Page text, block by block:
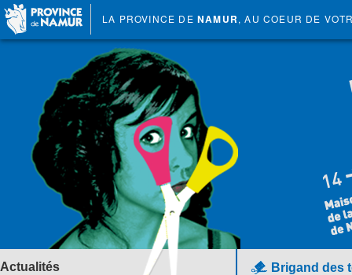
LA PROVINCE DE NAMUR, AU COEUR DE
Actualités
Brigand des